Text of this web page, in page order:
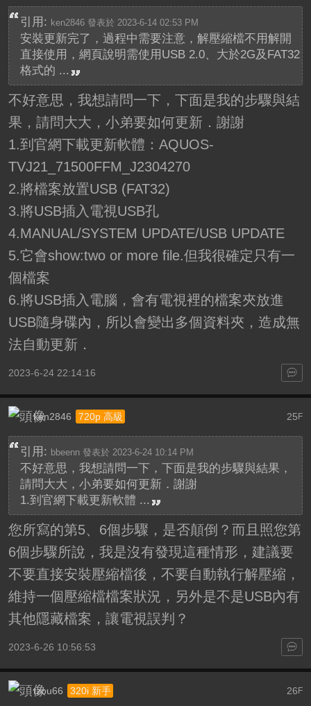
引用: ken2846 發表於 2023-6-14 02:53 PM
安裝更新完了，過程中需要注意，解壓縮檔不用解開
直接使用，網頁說明需使用USB 2.0、大於2G及FAT32
格式的 ...
不好意思，我想請問一下，下面是我的步驟與結
果，請問大大，小弟要如何更新．謝謝
1.到官網下載更新軟體：AQUOS-
TVJ21_71500FFM_J2304270
2.將檔案放置USB (FAT32)
3.將USB插入電視USB孔
4.MANUAL/SYSTEM UPDATE/USB UPDATE
5.它會show:two or more file.但我很確定只有一
個檔案
6.將USB插入電腦，會有電視裡的檔案夾放進
USB隨身碟內，所以會變出多個資料夾，造成無
法自動更新．
2023-6-24 22:14:16
25 F
ken2846 720p 高級
引用: bbeenn 發表於 2023-6-24 10:14 PM
不好意思，我想請問一下，下面是我的步驟與結果，
請問大大，小弟要如何更新．謝謝
1.到官網下載更新軟體 ...
您所寫的第5、6個步驟，是否顛倒？而且照您第
6個步驟所說，我是沒有發現這種情形，建議要
不要直接安裝壓縮檔後，不要自動執行解壓縮，
維持一個壓縮檔檔案狀況，另外是不是USB內有
其他隱藏檔案，讓電視誤判？
2023-6-26 10:56:53
26 F
tzou66 320i 新手